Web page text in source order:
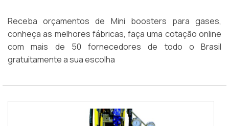
Receba orçamentos de Mini boosters para gases,
conheça as melhores fábricas, faça uma cotação online
com mais de 50 fornecedores de todo o Brasil
gratuitamente a sua escolha